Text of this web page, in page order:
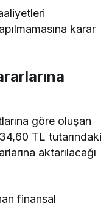
karar
göre oluşan
TL tutarındaki
aktarılacağı
finansal